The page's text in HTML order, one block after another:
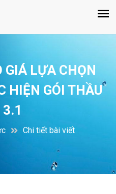
LỰA CHỌN
HIỆN GÓI THẦU
3.1
Chi tiết bài viết